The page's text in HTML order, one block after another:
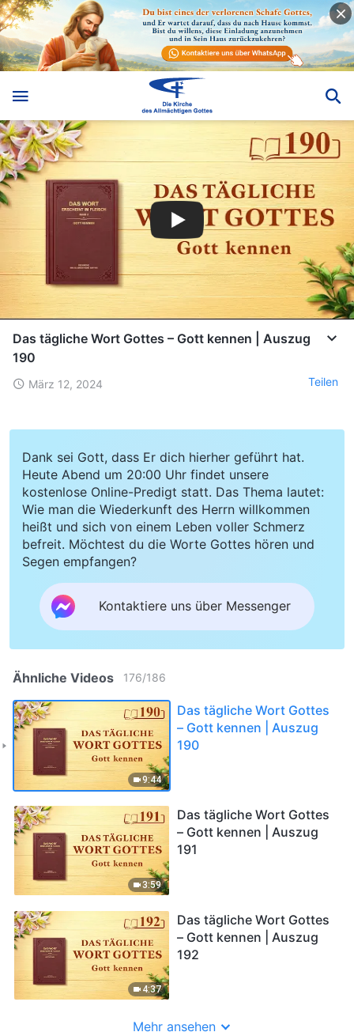
Das tägliche Wort Gottes – Gott kennen | Auszug
190
März 12, 2024 Teilen
Dank sei Gott, dass Er dich hierher geführt hat.
Heute Abend um 20:00 Uhr findet unsere
kostenlose Online-Predigt statt. Das Thema lautet:
Wie man die Wiederkunft des Herrn willkommen
heißt und sich von einem Leben voller Schmerz
befreit. Möchtest du die Worte Gottes hören und
Segen empfangen?
Kontaktiere uns über Messenger
Ähnliche Videos 176/186
9:44
Das tägliche Wort Gottes
– Gott kennen | Auszug
190
3:59
Das tägliche Wort Gottes
– Gott kennen | Auszug
191
4:37
Das tägliche Wort Gottes
– Gott kennen | Auszug
192
Mehr ansehen